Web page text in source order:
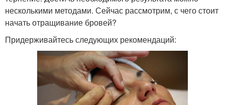
несколькими методами. Сейчас рассмотрим, с чего стоит
начать отращивание бровей?
Придерживайтесь следующих рекомендаций: